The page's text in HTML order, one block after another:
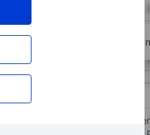
for at få adgang til flere
products, offering